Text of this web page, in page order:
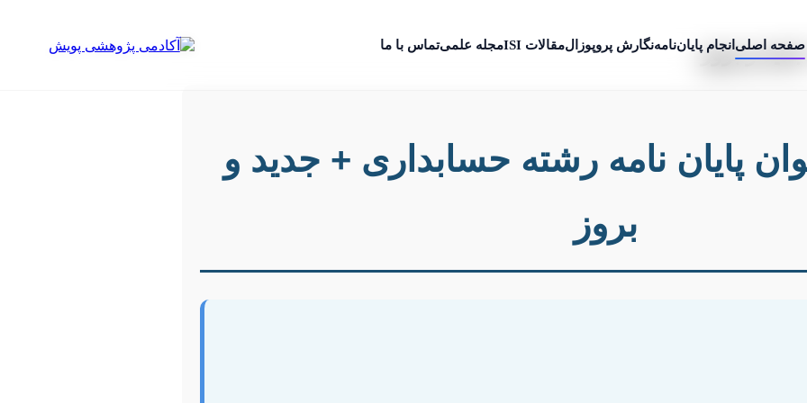
صفحه اصلی انجام پایان‌نامهنگارش پروپوزالمقالات ISI مجله علمیتماس با ما و بروز
پایان نامه رشته حسابداری + جدید و
بروز